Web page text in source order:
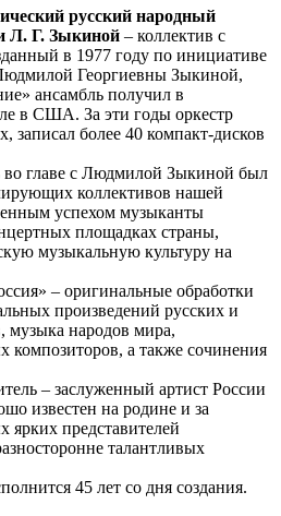
русский народный
Л. Г. Зыкиной – коллектив с
в 1977 году по инициативе
Георгиевны Зыкиной,
ансамбль получил в
в США. За эти годы оркестр
записал более 40 компакт-дисков
во главе с Людмилой Зыкиной был
коллективов нашей
успехом музыканты
площадках страны,
музыкальную культуру на
– оригинальные обработки
произведений русских и
музыка народов мира,
композиторов, а также сочинения
– заслуженный артист России
известен на родине и за
ярких представителей
талантливых
45 лет со дня создания.